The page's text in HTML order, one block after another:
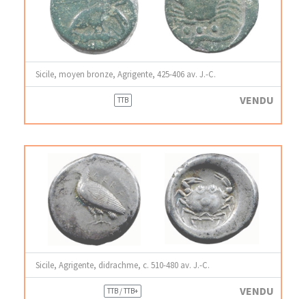
Sicile, moyen bronze, Agrigente, 425-406 av. J.-C.
TTB VENDU
Sicile, Agrigente, didrachme, c. 510-480 av. J.-C.
TTB / TTB+ VENDU